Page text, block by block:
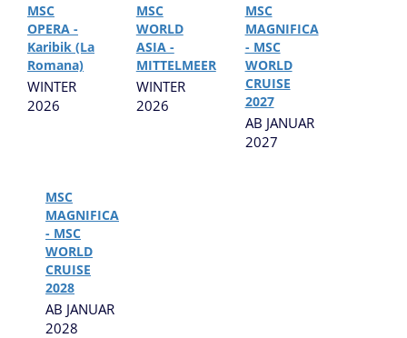
MSC
OPERA -
Karibik (La
Romana)
WINTER
2026
MSC
WORLD
ASIA -
MITTELMEER
WINTER
2026
MSC
MAGNIFICA
- MSC
WORLD
CRUISE
2027
AB JANUAR
2027
MSC
MAGNIFICA
- MSC
WORLD
CRUISE
2028
AB JANUAR
2028